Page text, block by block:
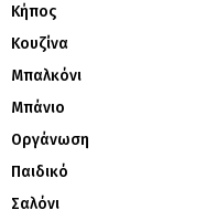
Κήπος
Κουζίνα
Μπαλκόνι
Μπάνιο
Οργάνωση
Παιδικό
Σαλόνι